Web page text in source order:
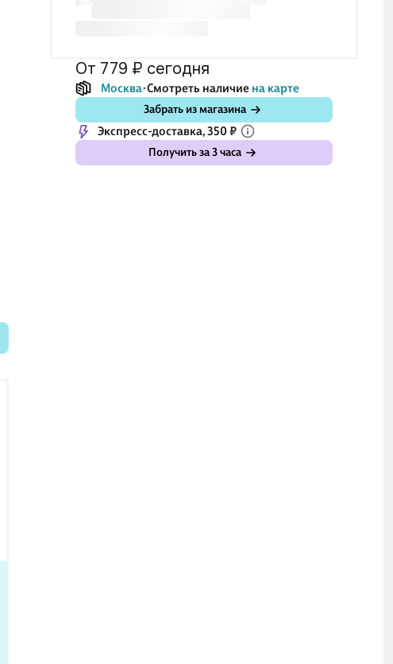
от 779 ₽ сегодня
Москва Смотреть наличие на карте
Забрать из магазина
Экспресс-доставка, 350 ₽
Получить за 3 часа